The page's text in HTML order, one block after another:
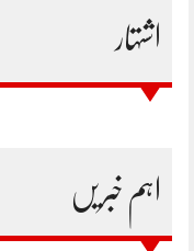
اشتہار
اہم خبریں